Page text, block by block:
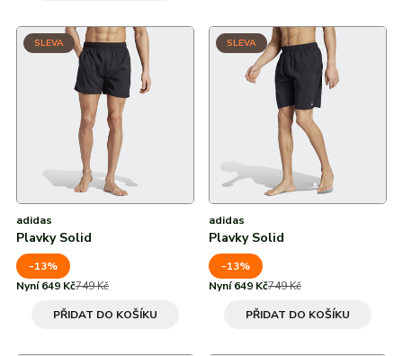
SLEVA
adidas
Plavky Solid
-13%
Nyní 649 Kč749 Kč
PŘIDAT DO KOŠÍKU
SLEVA
adidas
Plavky Solid
-13%
Nyní 649 Kč749 Kč
PŘIDAT DO KOŠÍKU